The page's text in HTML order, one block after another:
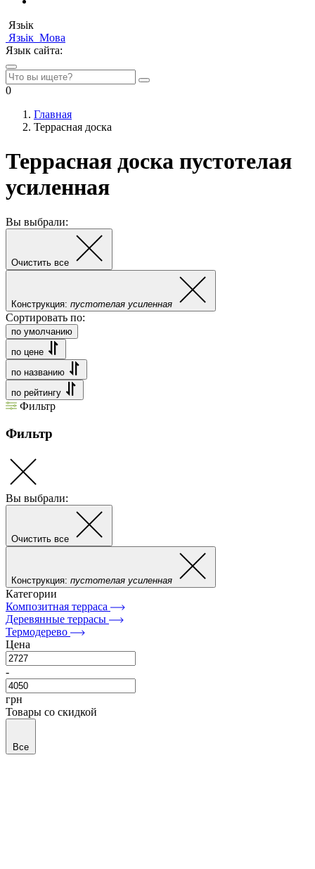
Язьік
Язьік Мова
Язык сайта:
0
Главная
Террасная доска
Террасная доска пустотелая
усиленная
Вы выбрали:
Очистить все
Конструкция: пустотелая усиленная
Сортировать по:
по умолчанию
по цене
по названию
по рейтингу
Фильтр
Фильтр
Вы выбрали:
Очистить все
Конструкция: пустотелая усиленная
Категории
Композитная терраса
Деревянные террасы
Термодерево
Цена
-
грн
Товары со скидкой
Все